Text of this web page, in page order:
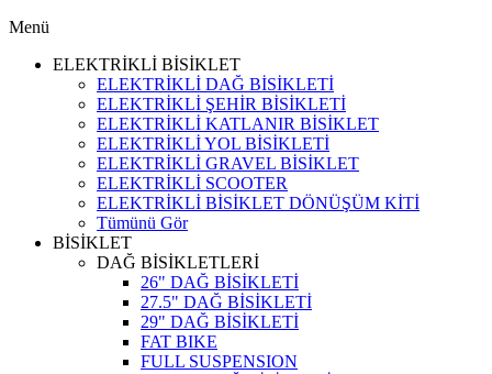
Menü
ELEKTRİKLİ BİSİKLET
ELEKTRİKLİ DAĞ BİSİKLETİ
ELEKTRİKLİ ŞEHİR BİSİKLETİ
ELEKTRİKLİ KATLANIR BİSİKLET
ELEKTRİKLİ YOL BİSİKLETİ
ELEKTRİKLİ GRAVEL BİSİKLET
ELEKTRİKLİ SCOOTER
ELEKTRİKLİ BİSİKLET DÖNÜŞÜM KİTİ
Tümünü Gör
BİSİKLET
DAĞ BİSİKLETLERİ
26" DAĞ BİSİKLETİ
27.5" DAĞ BİSİKLETİ
29" DAĞ BİSİKLETİ
FAT BIKE
FULL SUSPENSION